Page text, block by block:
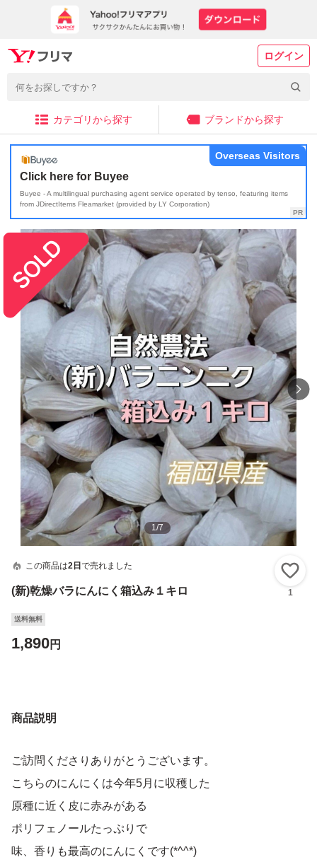
ログイン
カテゴリから探す ブランドから探す
Click here for Buyee
Buyee - A multilingual purchasing agent service operated by tenso, featuring items
from JDirectItems Fleamarket (provided by LY Corporation)
Overseas Visitors
1/7
この商品は2日 で売れました
(新)乾燥バラにんにく箱込み１キロ 1
送料無料
1,890円
商品説明
ご訪問くださりありがとうございます。
こちらのにんにくは今年5月に収穫した
原種に近く皮に赤みがある
ポリフェノールたっぷりで
味、香りも最高のにんにくです(*^^*)